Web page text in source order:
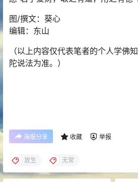
图/撰文：葵心
编辑：东山
（以上内容仅代表笔者的个人学佛
陀说法为准。）
海报分享 收藏 举报
放生 无常